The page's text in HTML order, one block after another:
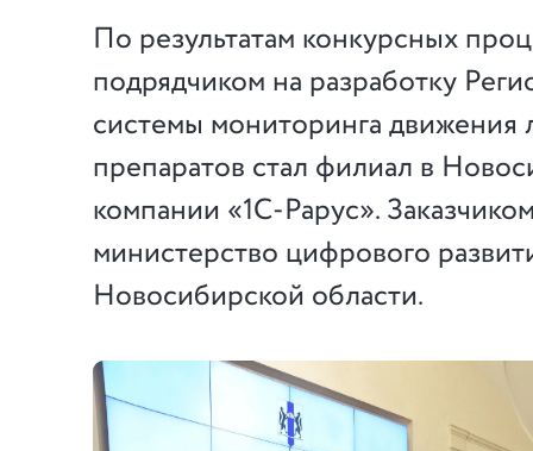
По результатам конкурсных
подрядчиком на разработку
системы мониторинга движения
препаратов стал филиал в
компании «1С-Рарус».
министерство цифрового
Новосибирской области.